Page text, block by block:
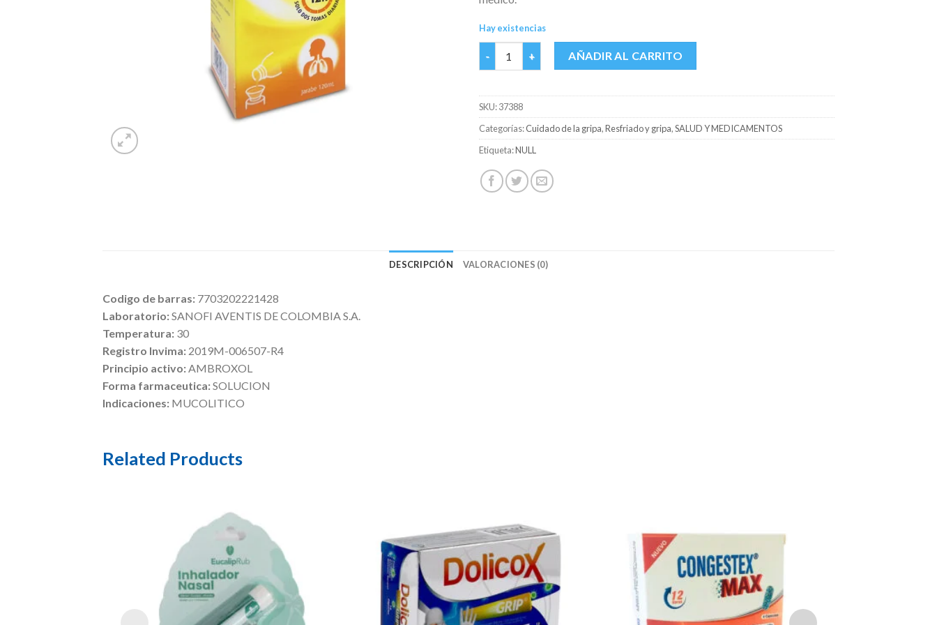
Hay existencias
BISOLVON MAX JBE ADULTO FCO X 120 ML cantidad
AÑADIR AL CARRITO
SKU:37388
Categorías:Cuidado de la gripa,Resfriado y gripa,SALUD Y MEDICAMENTOS
Etiqueta:NULL
DESCRIPCIÓN VALORACIONES (0)
Codigo de barras: 7703202221428
Laboratorio:SANOFI AVENTIS DE COLOMBIA S.A.
Temperatura: 30
Registro Invima: 2019M-006507-R4
Principio activo:AMBROXOL
Forma farmaceutica:SOLUCION
Indicaciones: MUCOLITICO
Related Products